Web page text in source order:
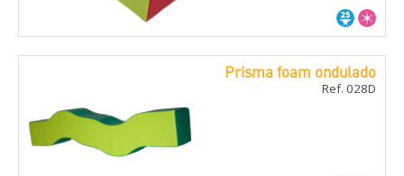
Prisma foam ondulado
Ref. 028D